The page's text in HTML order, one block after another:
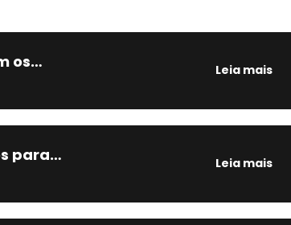
os Leia mais
para
a Leia mais